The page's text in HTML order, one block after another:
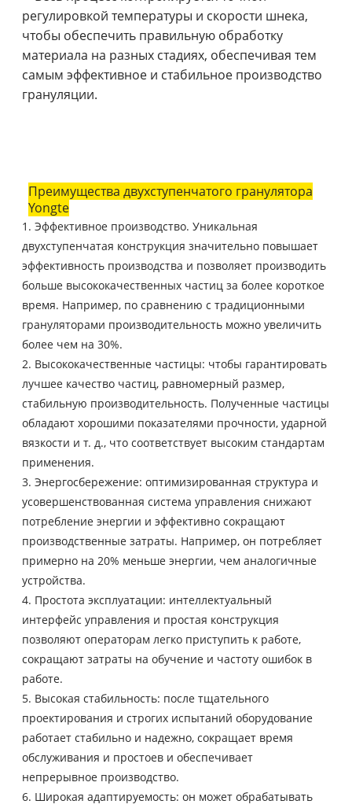
регулировкой температуры и скорости шнека,
чтобы обеспечить правильную обработку
материала на разных стадиях, обеспечивая тем
самым эффективное и стабильное производство
грануляции.
Преимущества двухступенчатого гранулятора
Yongte
1. Эффективное производство. Уникальная
двухступенчатая конструкция значительно повышает
эффективность производства и позволяет производить
больше высококачественных частиц за более короткое
время. Например, по сравнению с традиционными
грануляторами производительность можно увеличить
более чем на 30%.
2. Высококачественные частицы: чтобы гарантировать
лучшее качество частиц, равномерный размер,
стабильную производительность. Полученные частицы
обладают хорошими показателями прочности, ударной
вязкости и т. д., что соответствует высоким стандартам
применения.
3. Энергосбережение: оптимизированная структура и
усовершенствованная система управления снижают
потребление энергии и эффективно сокращают
производственные затраты. Например, он потребляет
примерно на 20% меньше энергии, чем аналогичные
устройства.
4. Простота эксплуатации: интеллектуальный
интерфейс управления и простая конструкция
позволяют операторам легко приступить к работе,
сокращают затраты на обучение и частоту ошибок в
работе.
5. Высокая стабильность: после тщательного
проектирования и строгих испытаний оборудование
работает стабильно и надежно, сокращает время
обслуживания и простоев и обеспечивает
непрерывное производство.
6. Широкая адаптируемость: он может обрабатывать